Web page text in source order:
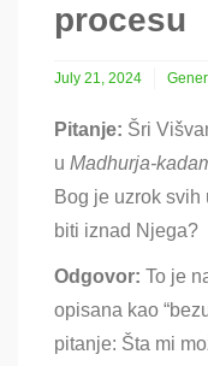
procesu
July 21, 2024
Pitanje: Šri
u Madhurja-
Bog je uzrok svih
biti iznad Njega?
Odgovor: To je
opisana kao
pitanje: Šta mi